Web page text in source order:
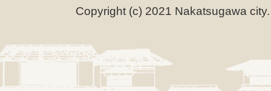
Copyright (c) 2021 Nakatsugawa